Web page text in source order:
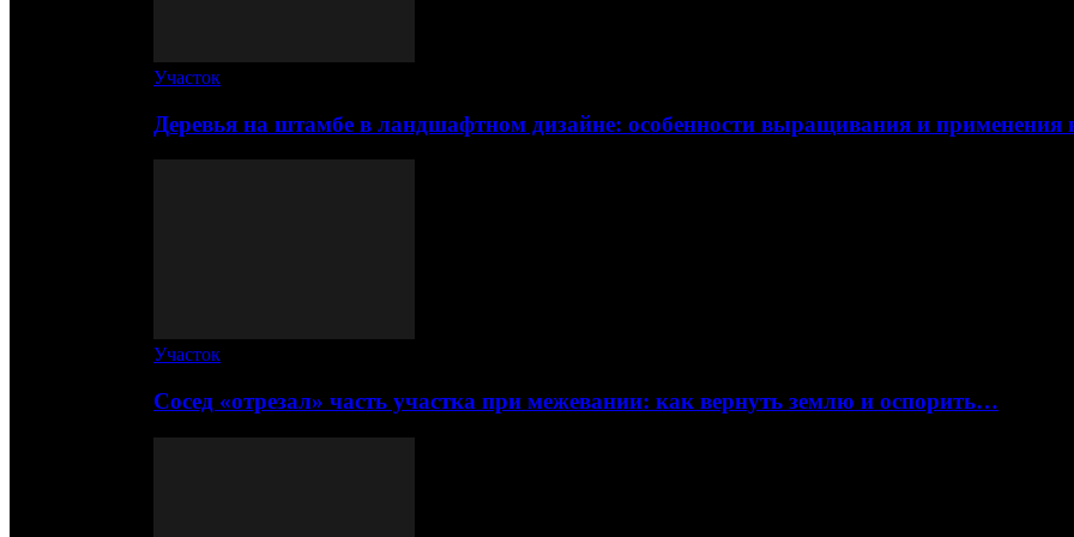
Участок
Деревья на штамбе в ландшафтном дизайне: особенности выращивания и
Участок
Сосед «отрезал» часть участка при межевании: как вернуть землю и оспорить…